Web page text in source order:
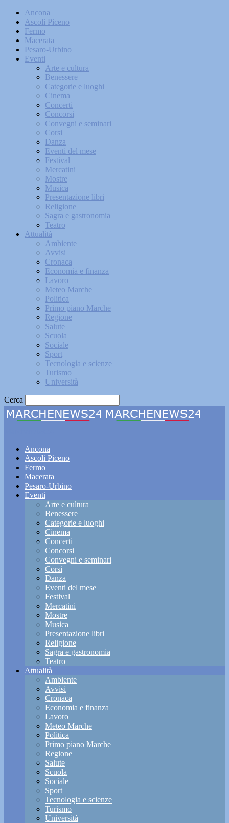
Ancona
Ascoli Piceno
Fermo
Macerata
Pesaro-Urbino
Eventi
Arte e cultura
Benessere
Categorie e luoghi
Cinema
Concerti
Concorsi
Convegni e seminari
Corsi
Danza
Eventi del mese
Festival
Mercatini
Mostre
Musica
Presentazione libri
Religione
Sagra e gastronomia
Teatro
Attualità
Ambiente
Avvisi
Cronaca
Economia e finanza
Lavoro
Meteo Marche
Politica
Primo piano Marche
Regione
Salute
Scuola
Sociale
Sport
Tecnologia e scienze
Turismo
Università
Cerca
Ancona
Ascoli Piceno
Fermo
Macerata
Pesaro-Urbino
Eventi
Arte e cultura
Benessere
Categorie e luoghi
Cinema
Concerti
Concorsi
Convegni e seminari
Corsi
Danza
Eventi del mese
Festival
Mercatini
Mostre
Musica
Presentazione libri
Religione
Sagra e gastronomia
Teatro
Attualità
Ambiente
Avvisi
Cronaca
Economia e finanza
Lavoro
Meteo Marche
Politica
Primo piano Marche
Regione
Salute
Scuola
Sociale
Sport
Tecnologia e scienze
Turismo
Università